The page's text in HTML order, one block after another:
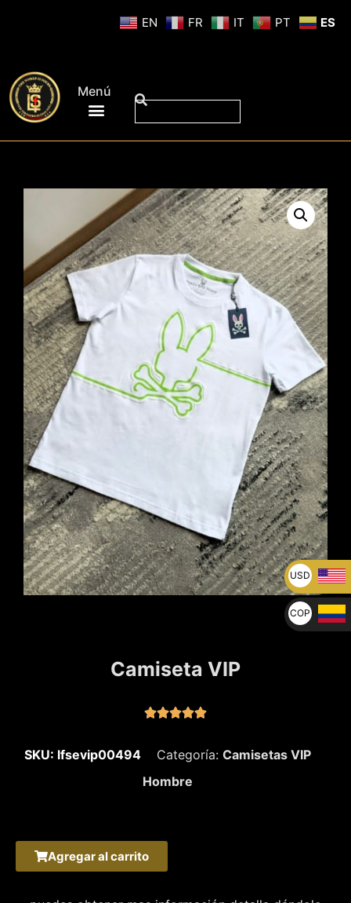
Menú
Camiseta VIP

SKU: lfsevip00494 Categoría: Camisetas VIP
Hombre
Agregar al carrito
EN FR IT PT ES
USD
U$
COP
$